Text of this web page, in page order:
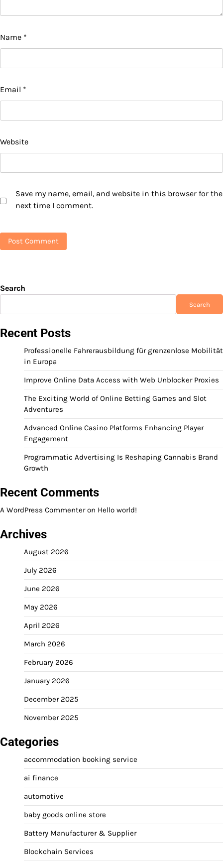
Name *
Email *
Website
Save my name, email, and website in this browser for the
next time I comment.
Search
Search
Recent Posts
Professionelle Fahrerausbildung für grenzenlose Mobilität
in Europa
Improve Online Data Access with Web Unblocker Proxies
The Exciting World of Online Betting Games and Slot
Adventures
Advanced Online Casino Platforms Enhancing Player
Engagement
Programmatic Advertising Is Reshaping Cannabis Brand
Growth
Recent Comments
A WordPress Commenteron Hello world!
Archives
August 2026
July 2026
June 2026
May 2026
April 2026
March 2026
February 2026
January 2026
December 2025
November 2025
Categories
accommodation booking service
ai finance
automotive
baby goods online store
Battery Manufacturer & Supplier
Blockchain Services